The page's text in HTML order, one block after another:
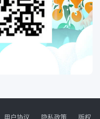
用户协议 隐私政策 版权